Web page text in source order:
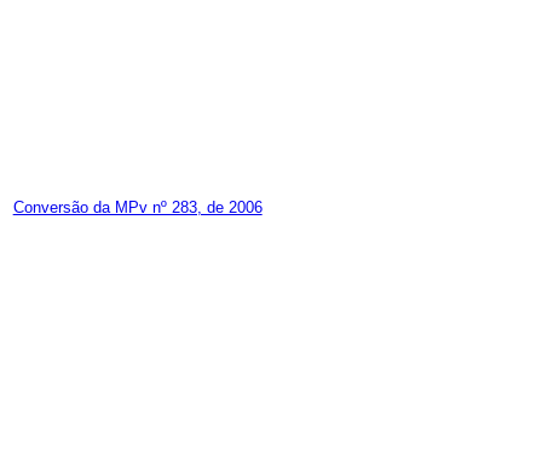
Conversão da MPv nº 283, de 2006